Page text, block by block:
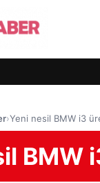
›Yeni nesil BMW i3
BMW